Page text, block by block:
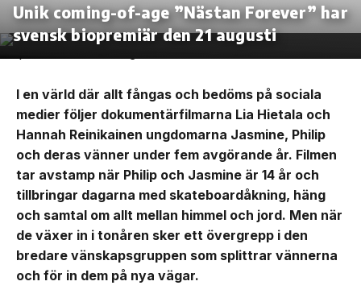
Unik coming-of-age ”Nästan Forever” har
svensk biopremiär den 21 augusti
I en värld där allt fångas och bedöms på sociala
medier följer dokumentärfilmarna Lia Hietala och
Hannah Reinikainen ungdomarna Jasmine, Philip
och deras vänner under fem avgörande år. Filmen
tar avstamp när Philip och Jasmine är 14 år och
tillbringar dagarna med skateboardåkning, häng
och samtal om allt mellan himmel och jord. Men när
de växer in i tonåren sker ett övergrepp i den
bredare vänskapsgruppen som splittrar vännerna
och för in dem på nya vägar.